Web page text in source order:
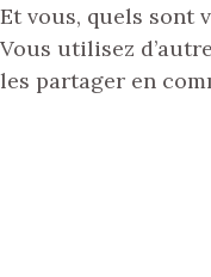
Et vous, quels sont
Vous utilisez
les partager en